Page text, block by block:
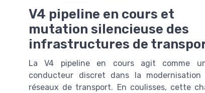
V4 pipeline en cours et
mutation silencieuse des
infrastructures de
La V4 pipeline en cours agit comme
conducteur discret dans la modernisation
réseaux de transport. En coulisses, cette